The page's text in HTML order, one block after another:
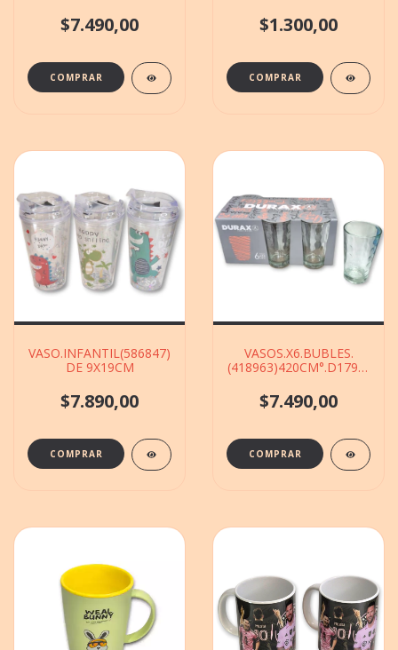
$7.490,00 $1.300,00
VASO.INFANTIL(586847)
DE 9X19CM
$7.890,00
VASOS.X6.BUBLES.
(418963)420CM°.D179.CAJA
$7.490,00